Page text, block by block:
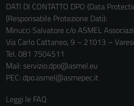
DATI DI CONTATTO DPO (Data
(Responsabile Protezione Dati):
Minucci Salvatore c/o ASMEL
Via Carlo Cattaneo, 9 – 21013 –
Tel. 081 7504511
Mail: servizio.dpo@asmel.eu
PEC: dpo.asmel@asmepec.it
Leggi le FAQ